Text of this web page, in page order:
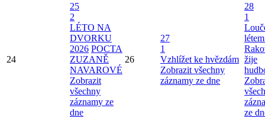
24
25
2
LÉTO NA
DVORKU
2026 POCTA
ZUZANĚ
NAVAROVÉ
Zobrazit
všechny
záznamy ze
dne
26
27
1
Vzhlížet ke hvězdám
Zobrazit všechny
záznamy ze dne
28
1
žije
ze